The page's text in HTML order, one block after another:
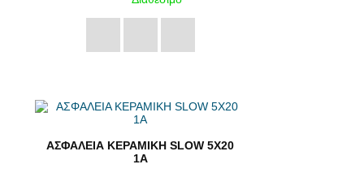
ΑΣΦΑΛΕΙΑ ΚΕΡΑΜΙΚΗ SLOW 5Χ20
1Α